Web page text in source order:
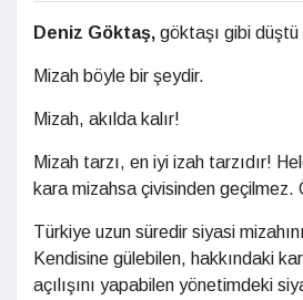
Deniz Göktaş, göktaşı gibi
Mizah böyle bir şeydir.
Mizah, akılda kalır!
Mizah tarzı, en iyi izah tarzıdır!
kara mizahsa çivisinden geçilmez.
Türkiye uzun süredir siyasi
Kendisine gülebilen, hakkındaki
açılışını yapabilen yönetimdeki